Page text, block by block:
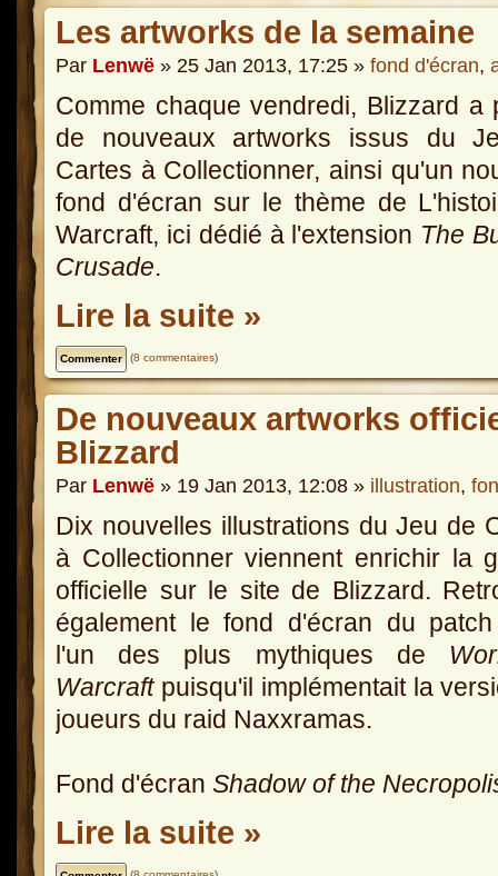
Les artworks de la semaine
Par Lenwë » 25 Jan 2013, 17:25 » fond d'écran,
Comme chaque vendredi, Blizzard a
de nouveaux artworks issus du
Cartes à Collectionner, ainsi qu'un
fond d'écran sur le thème de
Warcraft, ici dédié à l'extension The
Crusade.
Lire la suite »
(8 commentaires)
De nouveaux artworks
Blizzard
Par Lenwë » 19 Jan 2013, 12:08 » illustration,
Dix nouvelles illustrations du Jeu de
à Collectionner viennent enrichir la
officielle sur le site de Blizzard.
également le fond d'écran du
l'un des plus mythiques de
Warcraftpuisqu'il implémentait la
joueurs du raid Naxxramas.
Fond d'écran Shadow of the
Lire la suite »